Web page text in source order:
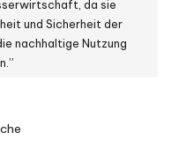
da sie
und Sicherheit der
nachhaltige Nutzung